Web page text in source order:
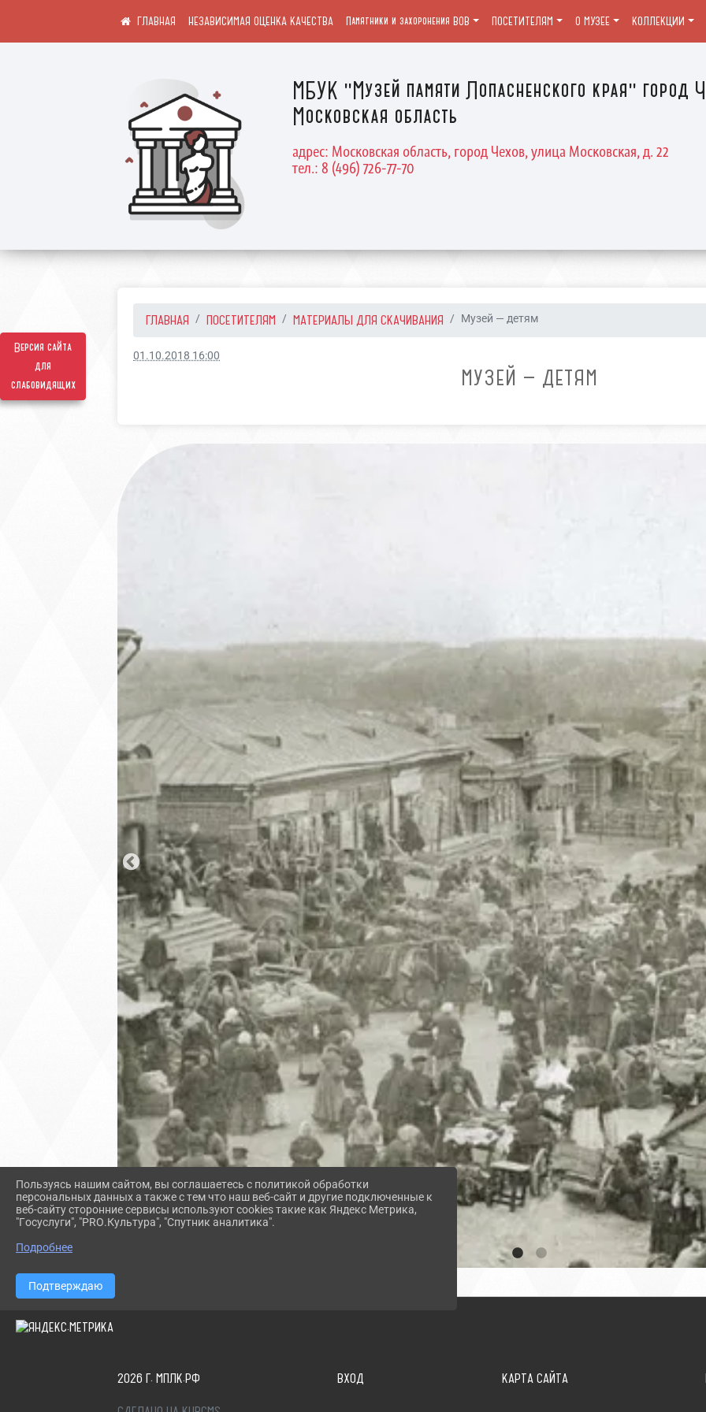
Версия сайта
для
слабовидящих
МБУК "Музей памяти Лопасненского края" город
Московская область
адрес: Московская область, город Чехов, улица Московская, д. 22
тел.: 8 (496) 726-77-70
НЕЗАВИСИМАЯ ОЦЕНКА КАЧЕСТВА Памятники и захоронения ВОВ ПОСЕТИТЕЛЯМ О МУЗЕЕ КОЛЛЕКЦИИ
ГЛАВНАЯ ПОСЕТИТЕЛЯМ МАТЕРИАЛЫ ДЛЯ СКАЧИВАНИЯ Музей — детям
01.10.2018 16:00
МУЗЕЙ — ДЕТЯМ
2026 Г. МПЛК.РФ ВХОД КАРТА САЙТА
Пользуясь нашим сайтом, вы соглашаетесь с политикой обработки
персональных данных а также с тем что наш веб-сайт и другие подключенные к
веб-сайту сторонние сервисы используют cookies такие как Яндекс Метрика,
"Госуслуги", "PRO.Культура", "Спутник аналитика".
Подробнее
Подтверждаю